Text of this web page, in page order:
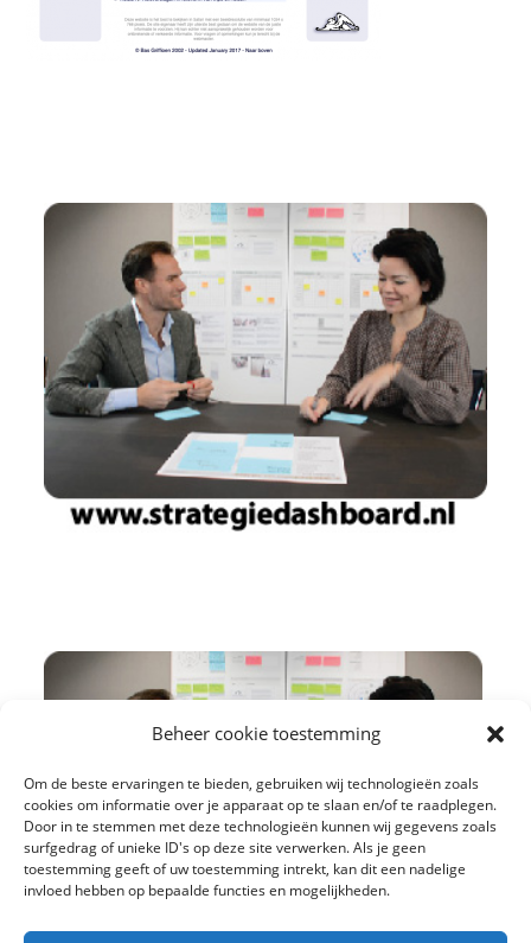
Beheer cookie toestemming
Om de beste ervaringen te bieden, gebruiken wij technologieën zoals
cookies om informatie over je apparaat op te slaan en/of te raadplegen.
Door in te stemmen met deze technologieën kunnen wij gegevens zoals
surfgedrag of unieke ID's op deze site verwerken. Als je geen
toestemming geeft of uw toestemming intrekt, kan dit een nadelige
invloed hebben op bepaalde functies en mogelijkheden.